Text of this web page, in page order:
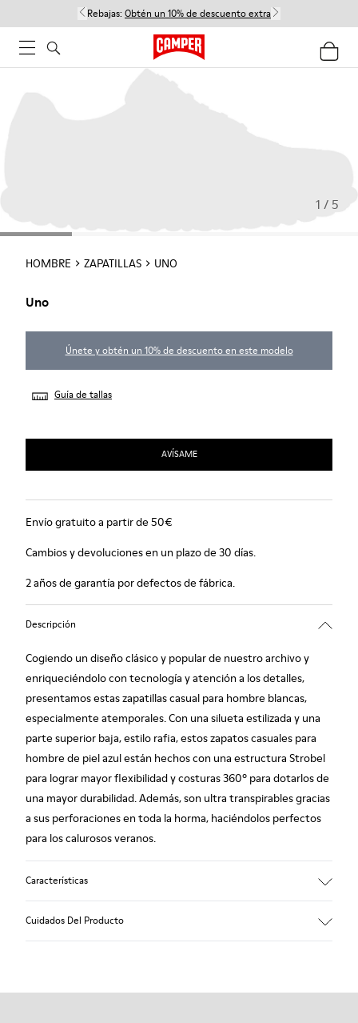
Rebajas: Obtén un 10% de descuento extra
1 / 5
HOMBRE ZAPATILLAS UNO
Uno
Únete y obtén un 10% de descuento en este modelo
Guía de tallas
AVÍSAME
Envío gratuito a partir de 50€
Cambios y devoluciones en un plazo de 30 días.
2 años de garantía por defectos de fábrica.
Descripción
Cogiendo un diseño clásico y popular de nuestro archivo y
enriqueciéndolo con tecnología y atención a los detalles,
presentamos estas zapatillas casual para hombre blancas,
especialmente atemporales. Con una silueta estilizada y una
parte superior baja, estilo rafia, estos zapatos casuales para
hombre de piel azul están hechos con una estructura Strobel
para lograr mayor flexibilidad y costuras 360º para dotarlos de
una mayor durabilidad. Además, son ultra transpirables gracias
a sus perforaciones en toda la horma, haciéndolos perfectos
para los calurosos veranos.
Características
Cuidados Del Producto
Nuestros zapatos se han fabricado con materiales de primera